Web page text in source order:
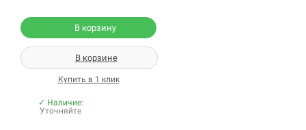
В корзину
В корзине
Купить в 1 клик
✓ Наличие:
Уточняйте